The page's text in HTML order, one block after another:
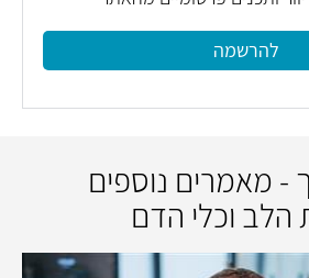
להרשמה
- מאמרים נוספים
הלב וכלי הדם